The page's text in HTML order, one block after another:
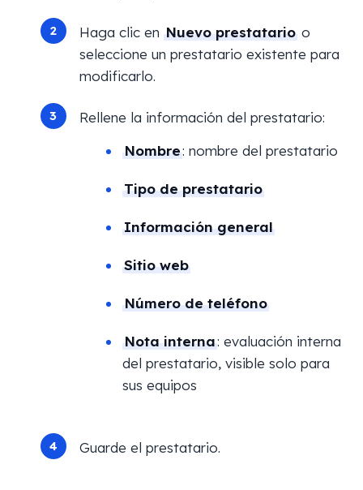
Haga clic en Nuevo prestatarioo
seleccione un prestatario existente para
modificarlo.
Rellene la información del prestatario:
Nombre: nombre del prestatario
Tipo de prestatario
Información general
Sitio web
Número de teléfono
Nota interna: evaluación interna
del prestatario, visible solo para
sus equipos
Guarde el prestatario.